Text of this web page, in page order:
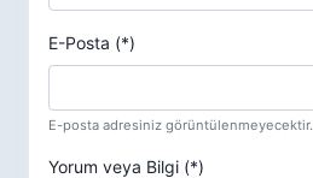
E-Posta (*)
E-posta adresiniz görüntülenmeyecektir.
Yorum veya Bilgi (*)